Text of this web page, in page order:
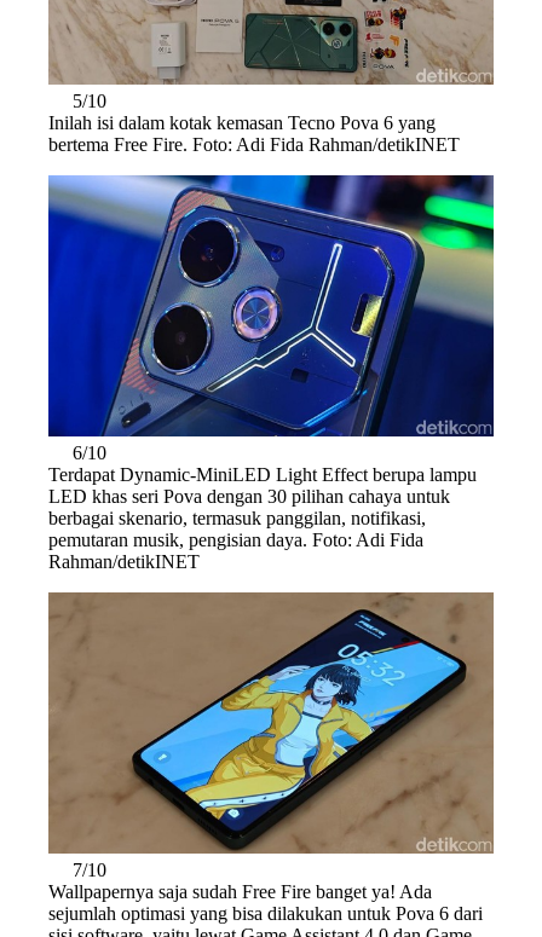
5/10
Inilah isi dalam kotak kemasan Tecno Pova 6 yang
bertema Free Fire. Foto: Adi Fida Rahman/detikINET
6/10
Terdapat Dynamic-MiniLED Light Effect berupa lampu
LED khas seri Pova dengan 30 pilihan cahaya untuk
berbagai skenario, termasuk panggilan, notifikasi,
pemutaran musik, pengisian daya. Foto: Adi Fida
Rahman/detikINET
7/10
Wallpapernya saja sudah Free Fire banget ya! Ada
sejumlah optimasi yang bisa dilakukan untuk Pova 6 dari